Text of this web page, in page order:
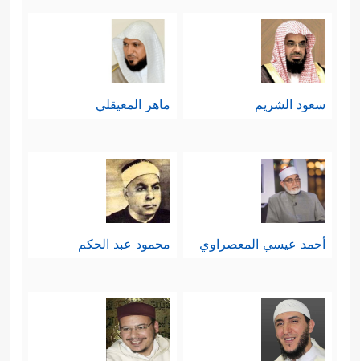
سعود الشريم ماهر المعيقلي
أحمد عيسي المعصراوي محمود عبد الحكم